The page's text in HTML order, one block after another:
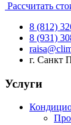
Рассчитать
8 (812)
8 (931)
г. Санкт
Услуги